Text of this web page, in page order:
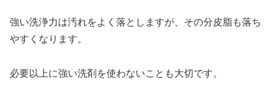
強い洗浄力は汚れをよく落としますが、その分皮脂も落ち
やすくなります。
必要以上に強い洗剤を使わないことも大切です。